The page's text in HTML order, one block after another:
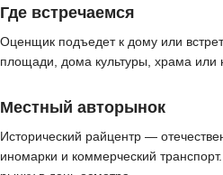
Где встречаемся
Оценщик подъедет к дому или
площади, дома культуры, храма или
Местный авторынок
Исторический райцентр —
иномарки и коммерческий